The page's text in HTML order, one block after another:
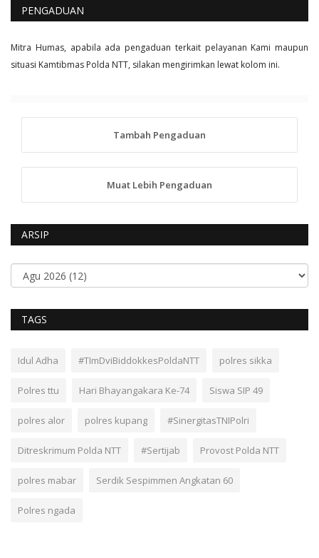
PENGADUAN
Mitra Humas, apabila ada pengaduan terkait pelayanan Kami maupun
situasi Kamtibmas Polda NTT, silakan mengirimkan lewat kolom ini.
Tambah Pengaduan
Muat Lebih Pengaduan
ARSIP
TAGS
Idul Adha #TImDviBiddokkesPoldaNTT polres sikka
Polres ttu Hari Bhayangakara Ke-74 Siswa SIP 49
polres alor polres kupang #SinergitasTNIPolri
Ditreskrimum Polda NTT #Sertijab Provost Polda NTT
polres mabar Serdik Sespimmen Angkatan 60
Polres ngada